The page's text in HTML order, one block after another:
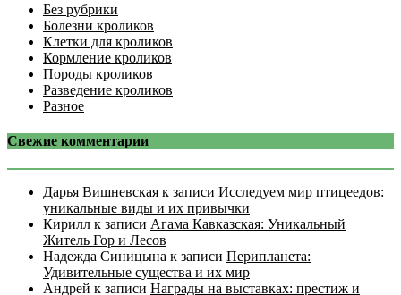
Без рубрики
Болезни кроликов
Клетки для кроликов
Кормление кроликов
Породы кроликов
Разведение кроликов
Разное
Свежие комментарии
Дарья Вишневская к записи Исследуем мир птицеедов:
уникальные виды и их привычки
Кирилл к записи Агама Кавказская: Уникальный
Житель Гор и Лесов
Надежда Синицына к записи Перипланета:
Удивительные существа и их мир
Андрей к записи Награды на выставках: престиж и